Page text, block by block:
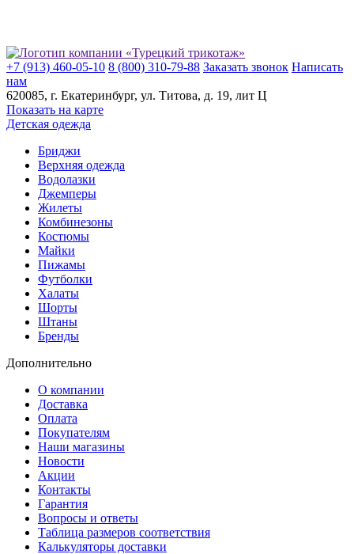
+7 (913) 460-05-10 8 (800) 310-79-88 Заказать звонок Написать
нам
620085, г. Екатеринбург, ул. ​Титова, д. 19, лит Ц
Показать на карте
Детская одежда
Бриджи
Верхняя одежда
Водолазки
Джемперы
Жилеты
Комбинезоны
Костюмы
Майки
Пижамы
Футболки
Халаты
Шорты
Штаны
Бренды
Дополнительно
О компании
Доставка
Оплата
Покупателям
Наши магазины
Новости
Акции
Контакты
Гарантия
Вопросы и ответы
Таблица размеров соответствия
Калькуляторы доставки